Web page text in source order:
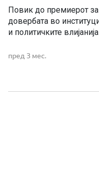
Повик до премиерот
довербата во
и политичките
пред 3 мес.